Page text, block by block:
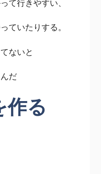
て行きやすい、
ていたりする。
ないと
だ
作る